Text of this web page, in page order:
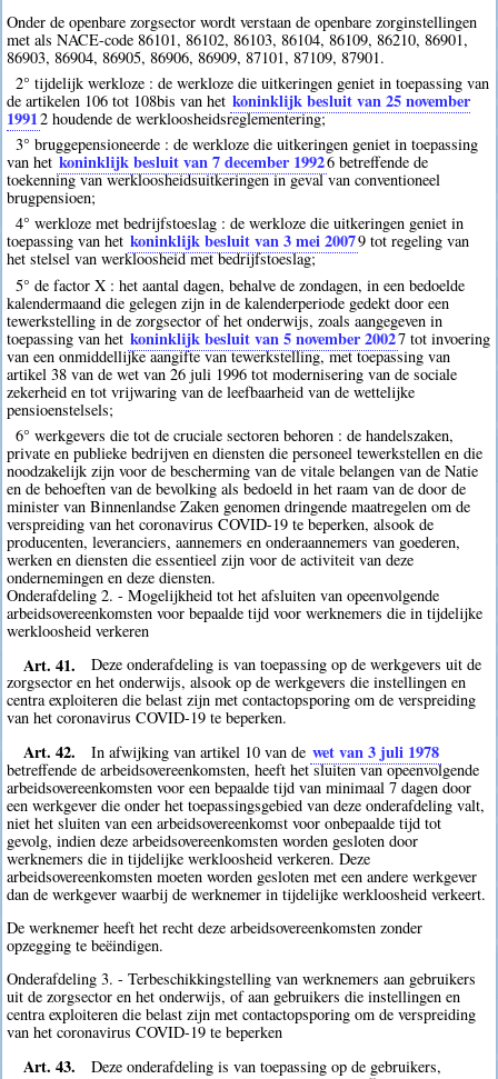
Onder de openbare zorgsector wordt verstaan de openbare zorginstellingen
met als NACE-code 86101, 86102, 86103, 86104, 86109, 86210, 86901,
86903, 86904, 86905, 86906, 86909, 87101, 87109, 87901.
2° tijdelijk werkloze : de werkloze die uitkeringen geniet in toepassing van
de artikelen 106 tot 108bis van het koninklijk besluit van 25 november
19912 houdende de werkloosheidsreglementering;
3° bruggepensioneerde : de werkloze die uitkeringen geniet in toepassing
van het koninklijk besluit van 7 december 19926 betreffende de
toekenning van werkloosheidsuitkeringen in geval van conventioneel
brugpensioen;
4° werkloze met bedrijfstoeslag : de werkloze die uitkeringen geniet in
toepassing van het koninklijk besluit van 3 mei 20079 tot regeling van
het stelsel van werkloosheid met bedrijfstoeslag;
5° de factor X : het aantal dagen, behalve de zondagen, in een bedoelde
kalendermaand die gelegen zijn in de kalenderperiode gedekt door een
tewerkstelling in de zorgsector of het onderwijs, zoals aangegeven in
toepassing van het koninklijk besluit van 5 november 20027 tot invoering
van een onmiddellijke aangifte van tewerkstelling, met toepassing van
artikel 38 van de wet van 26 juli 1996 tot modernisering van de sociale
zekerheid en tot vrijwaring van de leefbaarheid van de wettelijke
pensioenstelsels;
6° werkgevers die tot de cruciale sectoren behoren : de handelszaken,
private en publieke bedrijven en diensten die personeel tewerkstellen en die
noodzakelijk zijn voor de bescherming van de vitale belangen van de Natie
en de behoeften van de bevolking als bedoeld in het raam van de door de
minister van Binnenlandse Zaken genomen dringende maatregelen om de
verspreiding van het coronavirus COVID-19 te beperken, alsook de
producenten, leveranciers, aannemers en onderaannemers van goederen,
werken en diensten die essentieel zijn voor de activiteit van deze
ondernemingen en deze diensten.
Onderafdeling 2. - Mogelijkheid tot het afsluiten van opeenvolgende
arbeidsovereenkomsten voor bepaalde tijd voor werknemers die in tijdelijke
werkloosheid verkeren
Art. 41.
Deze onderafdeling is van toepassing op de werkgevers uit de
zorgsector en het onderwijs, alsook op de werkgevers die instellingen en
centra exploiteren die belast zijn met contactopsporing om de verspreiding
van het coronavirus COVID-19 te beperken.
Art. 42. In afwijking van artikel 10 van de wet van 3 juli 1978
betreffende de arbeidsovereenkomsten, heeft het sluiten van opeenvolgende
arbeidsovereenkomsten voor een bepaalde tijd van minimaal 7 dagen door
een werkgever die onder het toepassingsgebied van deze onderafdeling valt,
niet het sluiten van een arbeidsovereenkomst voor onbepaalde tijd tot
gevolg, indien deze arbeidsovereenkomsten worden gesloten door
werknemers die in tijdelijke werkloosheid verkeren. Deze
arbeidsovereenkomsten moeten worden gesloten met een andere werkgever
dan de werkgever waarbij de werknemer in tijdelijke werkloosheid verkeert.
De werknemer heeft het recht deze arbeidsovereenkomsten zonder
opzegging te beëindigen.
Onderafdeling 3. - Terbeschikkingstelling van werknemers aan gebruikers
uit de zorgsector en het onderwijs, of aan gebruikers die instellingen en
centra exploiteren die belast zijn met contactopsporing om de verspreiding
van het coronavirus COVID-19 te beperken
Art. 43.
Deze onderafdeling is van toepassing op de gebruikers,